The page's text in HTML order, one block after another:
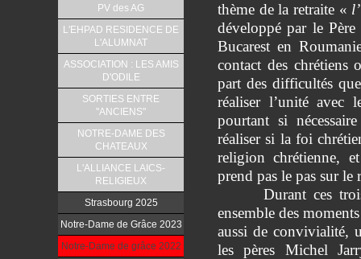
PV des AG
L'EHPAD RESIDENCE DE
L'ALUMNAT
ASSOCIATION : LES AMIS
D'ODILE
SORTIES ENTRE
"ANCIENS"
NOTRE-DAME DES
CHATEAUX
L'ALLIANCE LAICS-
RELIGIEUX
Strasbourg 2025
Notre-Dame de Grâce 2023
Notre-Dame de grâce 2022
thème de la retraite «
développé par le
Bucarest en
contact des chrétiens
part des difficultés
réaliser l’unité avec
pourtant si
réaliser si la foi
religion chrétienne,
prend pas le pas sur le
Durant ces
ensemble des
aussi de convivialité,
les pères Michel